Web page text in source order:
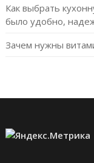
Как выбрать
было удобно,
Зачем нужны